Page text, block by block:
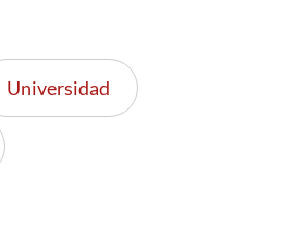
Universidad